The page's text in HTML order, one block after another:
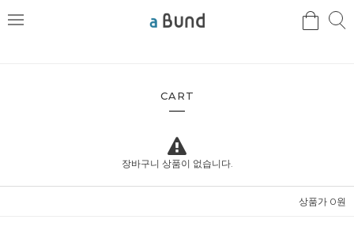
메
검
CART
장바구니 상품이 없습니다.
상품가 0원